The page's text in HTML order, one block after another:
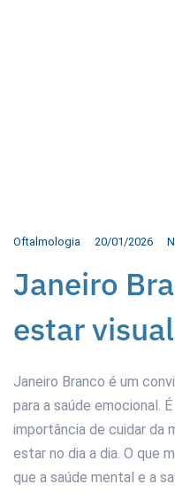
Oftalmologia 20/01/2026
Janeiro
estar visual
Janeiro Branco é um
para a saúde emocional.
importância de cuidar da
estar no dia a dia. O que
que a saúde mental e a